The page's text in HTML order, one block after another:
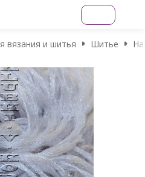
вязания и шитья Шитье